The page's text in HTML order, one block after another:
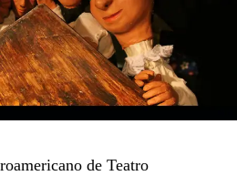
de Teatro